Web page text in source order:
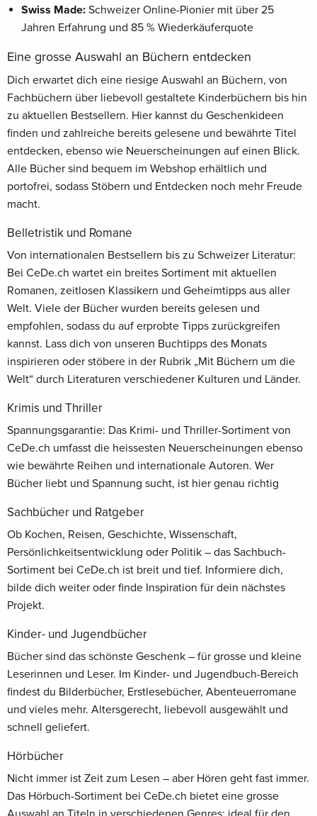
Swiss Made: Schweizer Online-Pionier mit über 25
Jahren Erfahrung und 85 % Wiederkäuferquote
Eine grosse Auswahl an Büchern entdecken
Dich erwartet dich eine riesige Auswahl an Büchern, von
Fachbüchern über liebevoll gestaltete Kinderbüchern bis hin
zu aktuellen Bestsellern. Hier kannst du Geschenkideen
finden und zahlreiche bereits gelesene und bewährte Titel
entdecken, ebenso wie Neuerscheinungen auf einen Blick.
Alle Bücher sind bequem im Webshop erhältlich und
portofrei, sodass Stöbern und Entdecken noch mehr Freude
macht.
Belletristik und Romane
Von internationalen Bestsellern bis zu Schweizer Literatur:
Bei CeDe.ch wartet ein breites Sortiment mit aktuellen
Romanen, zeitlosen Klassikern und Geheimtipps aus aller
Welt. Viele der Bücher wurden bereits gelesen und
empfohlen, sodass du auf erprobte Tipps zurückgreifen
kannst. Lass dich von unseren Buchtipps des Monats
inspirieren oder stöbere in der Rubrik „Mit Büchern um die
Welt“ durch Literaturen verschiedener Kulturen und Länder.
Krimis und Thriller
Spannungsgarantie: Das Krimi- und Thriller-Sortiment von
CeDe.ch umfasst die heissesten Neuerscheinungen ebenso
wie bewährte Reihen und internationale Autoren. Wer
Bücher liebt und Spannung sucht, ist hier genau richtig
Sachbücher und Ratgeber
Ob Kochen, Reisen, Geschichte, Wissenschaft,
Persönlichkeitsentwicklung oder Politik – das Sachbuch-
Sortiment bei CeDe.ch ist breit und tief. Informiere dich,
bilde dich weiter oder finde Inspiration für dein nächstes
Projekt.
Kinder- und Jugendbücher
Bücher sind das schönste Geschenk – für grosse und kleine
Leserinnen und Leser. Im Kinder- und Jugendbuch-Bereich
findest du Bilderbücher, Erstlesebücher, Abenteuerromane
und vieles mehr. Altersgerecht, liebevoll ausgewählt und
schnell geliefert.
Hörbücher
Nicht immer ist Zeit zum Lesen – aber Hören geht fast immer.
Das Hörbuch-Sortiment bei CeDe.ch bietet eine grosse